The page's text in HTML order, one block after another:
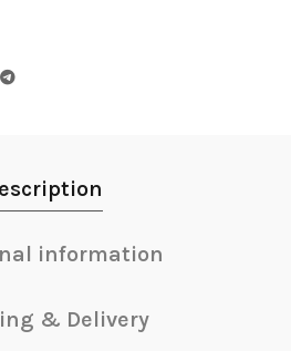
information
& Delivery